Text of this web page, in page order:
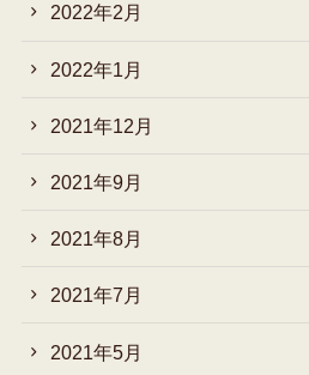
2022年2月
2022年1月
2021年12月
2021年9月
2021年8月
2021年7月
2021年5月